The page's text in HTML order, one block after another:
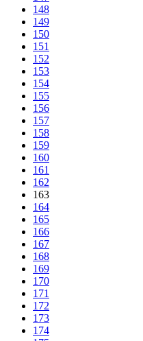
148
149
150
151
152
153
154
155
156
157
158
159
160
161
162
163
164
165
166
167
168
169
170
171
172
173
174